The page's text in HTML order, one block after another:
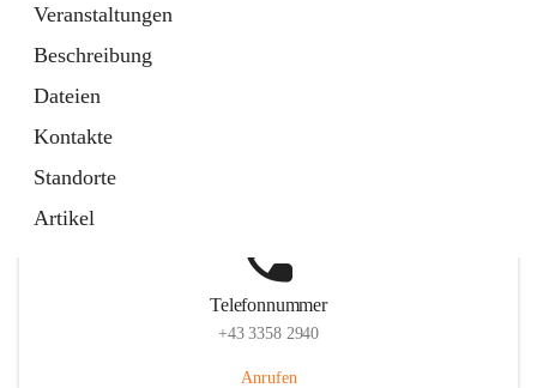
Veranstaltungen
Beschreibung
Dateien
Kontakte
Standorte
Artikel
Telefonnummer
+43 3358 2940
Anrufen